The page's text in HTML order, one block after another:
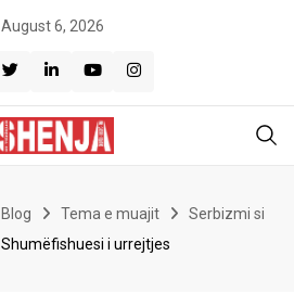
August 6, 2026
Blog Tema e muajit
Serbizmi si
Shumëfishuesi i urrejtjes